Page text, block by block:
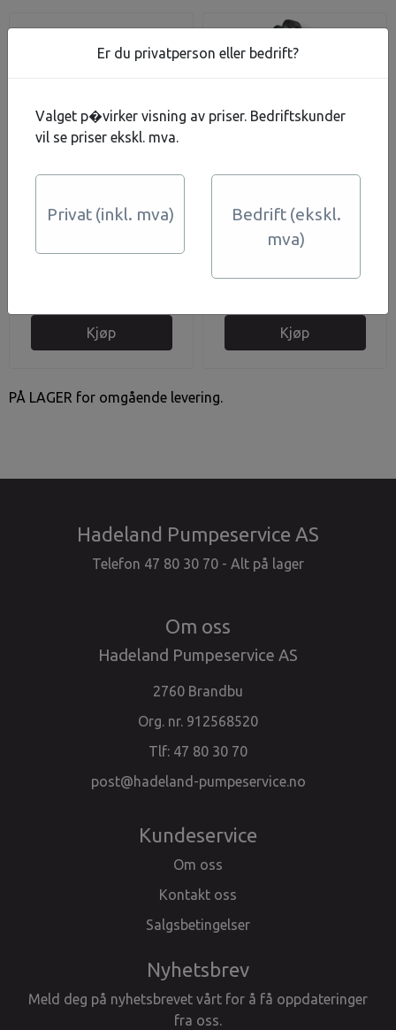
Radonettservice KIT
Kjøp
Radonett A1UV - 1500
l/h, 4 bar, 1100 W
Kjøp
PÅ LAGER for omgående levering.
Hadeland Pumpeservice AS
Telefon 47 80 30 70 - Alt på lager
Om oss
Hadeland Pumpeservice AS
2760 Brandbu
Org. nr. 912568520
Tlf: 47 80 30 70
post@hadeland-pumpeservice.no
Kundeservice
Om oss
Kontakt oss
Salgsbetingelser
Nyhetsbrev
Meld deg på nyhetsbrevet vårt for å få oppdateringer
fra oss.
Er du privatperson eller bedrift?
Valget p�virker visning av priser. Bedriftskunder
vil se priser ekskl. mva.
Privat (inkl. mva)
Bedrift (ekskl.
mva)